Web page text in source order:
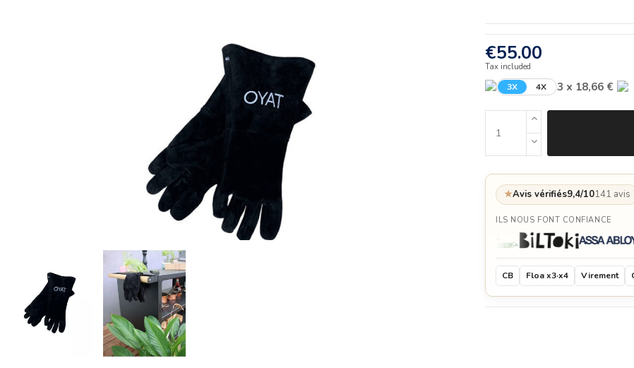
€55.00
Tax included
3X 4X 3 x 18,66 €
★Avis vérifiés9,4/10141 avis
ILS NOUS FONT CONFIANCE
CB Floa x3·x4 Virement